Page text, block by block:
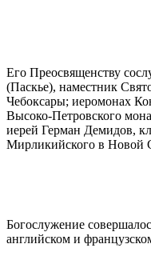
Его Преосвященству
(Паскье), наместник
Чебоксары; иеромонах
Высоко-Петровского
иерей Герман Демидов,
Мирликийского в Новой
Богослужение
английском и